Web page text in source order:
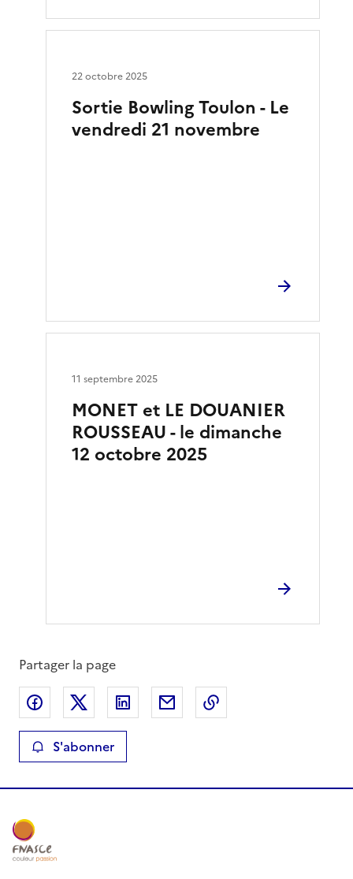
Sortie Bowling Toulon - Le
vendredi 21 novembre
22 octobre 2025
MONET et LE DOUANIER
ROUSSEAU - le dimanche
12 octobre 2025
11 septembre 2025
Partager la page
Partager sur Facebook
Partager sur XPartager sur LinkedIn
Partager par email
S'abonner